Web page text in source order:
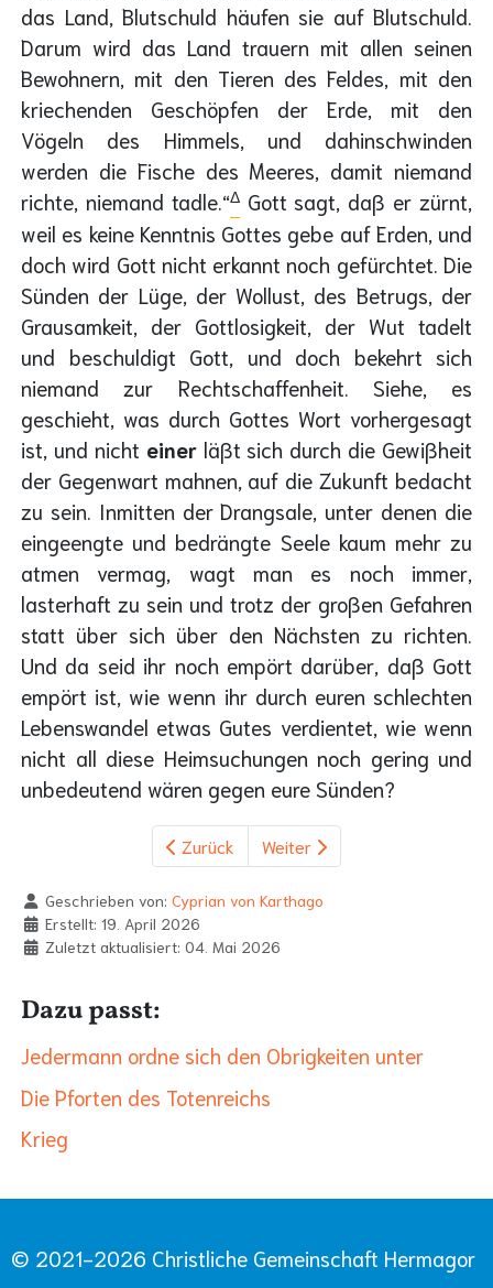
das Land, Blutschuld häufen sie auf Blutschuld.
Darum wird das Land trauern mit allen seinen
Bewohnern, mit den Tieren des Feldes, mit den
kriechenden Geschöpfen der Erde, mit den
Vögeln des Himmels, und dahinschwinden
werden die Fische des Meeres, damit niemand
richte, niemand tadle.“ΔGott sagt, daß er zürnt,
weil es keine Kenntnis Gottes gebe auf Erden, und
doch wird Gott nicht erkannt noch gefürchtet. Die
Sünden der Lüge, der Wollust, des Betrugs, der
Grausamkeit, der Gottlosigkeit, der Wut tadelt
und beschuldigt Gott, und doch bekehrt sich
niemand zur Rechtschaffenheit. Siehe, es
geschieht, was durch Gottes Wort vorhergesagt
ist, und nicht einerläßt sich durch die Gewißheit
der Gegenwart mahnen, auf die Zukunft bedacht
zu sein. Inmitten der Drangsale, unter denen die
eingeengte und bedrängte Seele kaum mehr zu
atmen vermag, wagt man es noch immer,
lasterhaft zu sein und trotz der großen Gefahren
statt über sich über den Nächsten zu richten.
Und da seid ihr noch empört darüber, daß Gott
empört ist, wie wenn ihr durch euren schlechten
Lebenswandel etwas Gutes verdientet, wie wenn
nicht all diese Heimsuchungen noch gering und
unbedeutend wären gegen eure Sünden?
Zurück Weiter
Geschrieben von: Cyprian von Karthago
Erstellt: 19. April 2026
Zuletzt aktualisiert: 04. Mai 2026
Dazu passt:
Jedermann ordne sich den Obrigkeiten unter
Die Pforten des Totenreichs
Krieg
© 2021-2026 Christliche Gemeinschaft Hermagor